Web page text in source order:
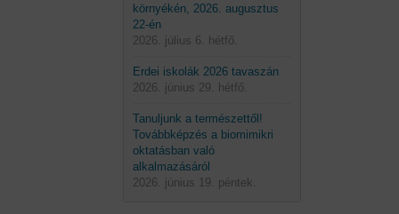
környékén, 2026. augusztus
22-én
2026. július 6. hétfő.
Erdei iskolák 2026 tavaszán
2026. június 29. hétfő.
Tanuljunk a természettől!
Továbbképzés a biomimikri
oktatásban való
alkalmazásáról
2026. június 19. péntek.